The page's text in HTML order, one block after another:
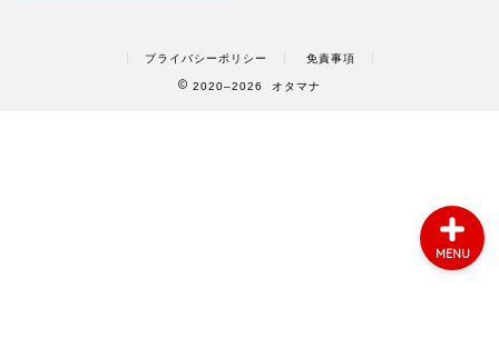
プライバシーポリシー 免責事項
2020–2026 オタマナ
MENU